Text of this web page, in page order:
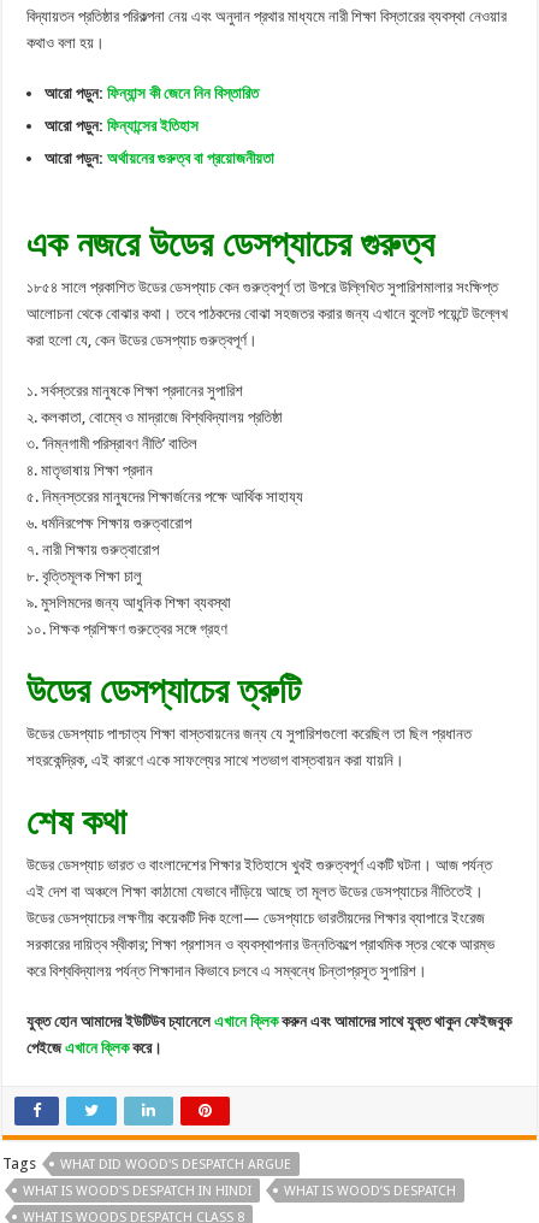
বিদ্যায়তন প্রতিষ্ঠার পরিকল্পনা নেয় এবং অনুদান প্রথার মাধ্যমে নারী শিক্ষা বিস্তারের ব্যবস্থা নেওয়ার
কথাও বলা হয়।
আরো পড়ুন:ফিন্যান্স কী জেনে নিন বিস্তারিত
আরো পড়ুন:ফিন্যান্সের ইতিহাস
আরো পড়ুন:অর্থায়নের গুরুত্ব বা প্রয়োজনীয়তা
এক নজরে উডের ডেসপ্যাচের গুরুত্ব
১৮৫৪ সালে প্রকাশিত উডের ডেসপ্যাচ কেন গুরুত্বপূর্ণ তা উপরে উল্লিখিত সুপারিশমালার সংক্ষিপ্ত
আলোচনা থেকে বোঝার কথা। তবে পাঠকদের বোঝা সহজতর করার জন্য এখানে বুলেট পয়েন্টে উল্লেখ
করা হলো যে, কেন উডের ডেসপ্যাচ গুরুত্বপূর্ণ।
১. সর্বস্তরের মানুষকে শিক্ষা প্রদানের সুপারিশ
২. কলকাতা, বোম্বে ও মাদ্রাজে বিশ্ববিদ্যালয় প্রতিষ্ঠা
৩. ‘নিম্নগামী পরিস্রাবণ নীতি’ বাতিল
৪. মাতৃভাষায় শিক্ষা প্রদান
৫. নিম্নস্তরের মানুষদের শিক্ষার্জনের পক্ষে আর্থিক সাহায্য
৬. ধর্মনিরপেক্ষ শিক্ষায় গুরুত্বারোপ
৭. নারী শিক্ষায় গুরুত্বারোপ
৮. বৃত্তিমূলক শিক্ষা চালু
৯. মুসলিমদের জন্য আধুনিক শিক্ষা ব্যবস্থা
১০. শিক্ষক প্রশিক্ষণ গুরুত্বের সঙ্গে গ্রহণ
উডের ডেসপ্যাচের ত্রুটি
উডের ডেসপ্যাচ পাশ্চাত্য শিক্ষা বাস্তবায়নের জন্য যে সুপারিশগুলো করেছিল তা ছিল প্রধানত
শহরকেন্দ্রিক, এই কারণে একে সাফল্যের সাথে শতভাগ বাস্তবায়ন করা যায়নি।
শেষ কথা
উডের ডেসপ্যাচ ভারত ও বাংলাদেশের শিক্ষার ইতিহাসে খুবই গুরুত্বপূর্ণ একটি ঘটনা। আজ পর্যন্ত
এই দেশ বা অঞ্চলে শিক্ষা কাঠামো যেভাবে দাঁড়িয়ে আছে তা মূলত উডের ডেসপ্যাচের নীতিতেই।
উডের ডেসপ্যাচের লক্ষণীয় কয়েকটি দিক হলো— ডেসপ্যাচে ভারতীয়দের শিক্ষার ব্যাপারে ইংরেজ
সরকারের দায়িত্ব স্বীকার; শিক্ষা প্রশাসন ও ব্যবস্থাপনার উন্নতিকল্পে প্রাথমিক স্তর থেকে আরম্ভ
করে বিশ্ববিদ্যালয় পর্যন্ত শিক্ষাদান কিভাবে চলবে এ সম্বন্ধে চিন্তাপ্রসূত সুপারিশ।
যুক্ত হোন আমাদের ইউটিউব চ্যানেলেএখানে ক্লিককরুন এবং আমাদের সাথে যুক্ত থাকুন ফেইজবুক
পেইজেএখানে ক্লিককরে।
Tags
WHAT DID WOOD'S DESPATCH ARGUE
WHAT IS WOOD'S DESPATCH IN HINDI
WHAT IS WOOD’S DESPATCH
WHAT IS WOODS DESPATCH CLASS 8